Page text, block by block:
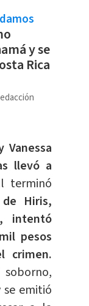
y se
Rica
Vanessa
llevó a
terminó
Hiris,
intentó
pesos
crimen.
se emitió